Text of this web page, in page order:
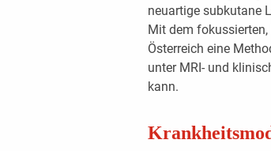
neuartige subkutane
Mit dem
Österreich eine
unter MRI- und
kann.